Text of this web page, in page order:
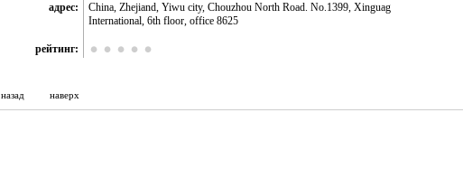
адрес:
Сhina, Zhejiand, Yiwu city, Chouzhou North Road. No.1399, Хinguag
International, 6th floor, office 8625
рейтинг:
назад наверх